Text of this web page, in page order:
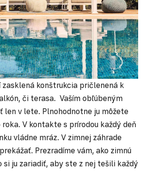
zasklená konštrukcia pričlenená k
či terasa. Vaším obľúbeným
len v lete. Plnohodnotne ju môžete
V kontakte s prírodou každý deň
vládne mráz. V zimnej záhrade
Prezradíme vám, ako zimnú
si ju zariadiť, aby ste z nej tešili každý